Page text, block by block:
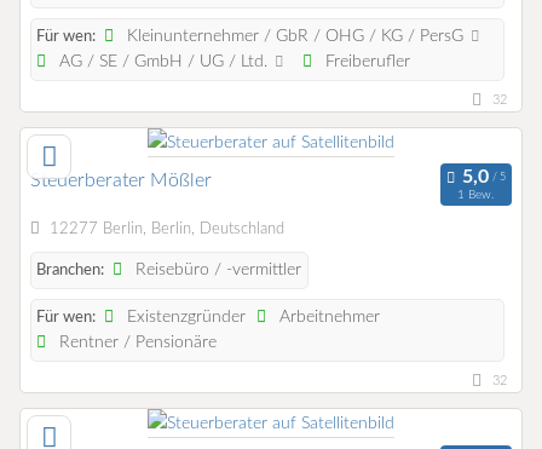
Für wen:
Kleinunternehmer / GbR / OHG / KG / PersG
AG / SE / GmbH / UG / Ltd.
Freiberufler
32
Steuerberater Mößler
1 Bew.
12277 Berlin, Berlin, Deutschland
Branchen: Reisebüro / -vermittler
Für wen: Existenzgründer
Arbeitnehmer
Rentner / Pensionäre
32